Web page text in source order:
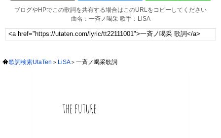
ブログやHPでこの歌詞を共有する場合はこのURLをコピーしてください
曲名：一斉ノ喝采 歌手：LiSA
歌詞検索UtaTen LiSA 一斉ノ喝采歌詞